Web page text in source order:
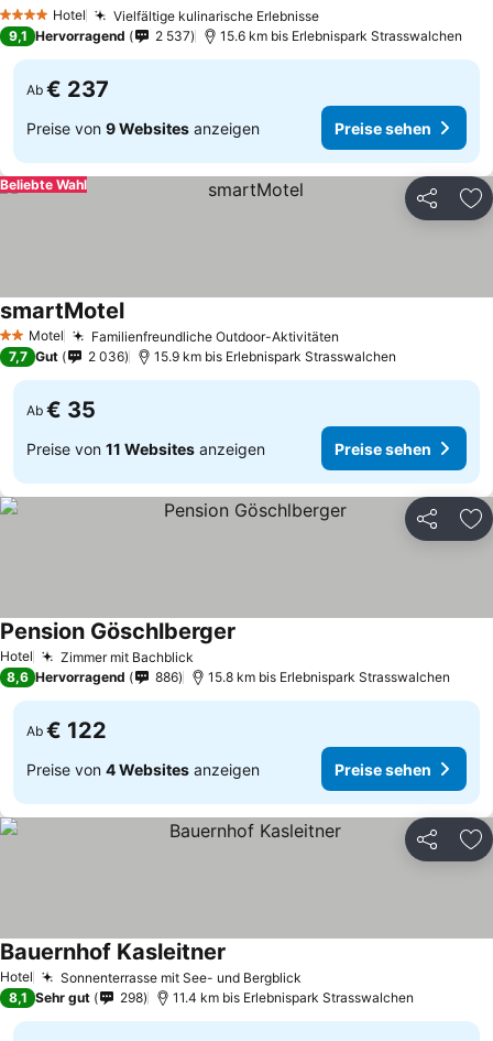
4 Sterne Hotel Vielfältige kulinarische ErlebnissePreise sehen
9,1 Hervorragend 2 537 15.6 km bis Erlebnispark Strasswalchen
Ab € 237
Preise von 9 Websites anzeigen Preise sehen
Teilen
Beliebte Wahl
2 Sterne
Motel Familienfreundliche Outdoor-Aktivitäten
smartMotelPreise sehen
7,7 Gut 2 036 15.9 km bis Erlebnispark Strasswalchen
Ab € 35
Preise von 11 Websites anzeigen Preise sehen
Teilen
Hotel Zimmer mit Bachblick
Pension Göschlberger
8,6 Hervorragend 886 15.8 km bis Erlebnispark Strasswalchen
Ab € 122
Preise von 4 Websites anzeigen Preise sehen
Teilen
Hotel Sonnenterrasse mit See- und Bergblick
Bauernhof Kasleitner
8,1 Sehr gut 298 11.4 km bis Erlebnispark Strasswalchen